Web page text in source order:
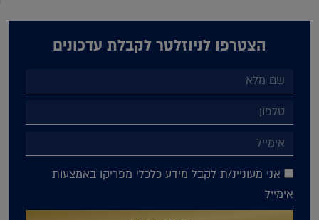
הצטרפו לניוזלטר לקבלת עדכונים
אני מעוניינ/ת לקבל מידע כלכלי מפריקו באמצעות
אימייל